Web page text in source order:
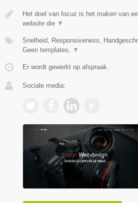
Het doel van focuz is het maken van
website die ▼
Snelheid, Responsiveness,
Geen templates, ▼
Er wordt gewerkt op afspraak.
Sociale media: